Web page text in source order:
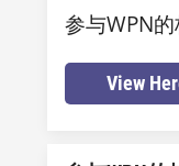
参与WPN的
View